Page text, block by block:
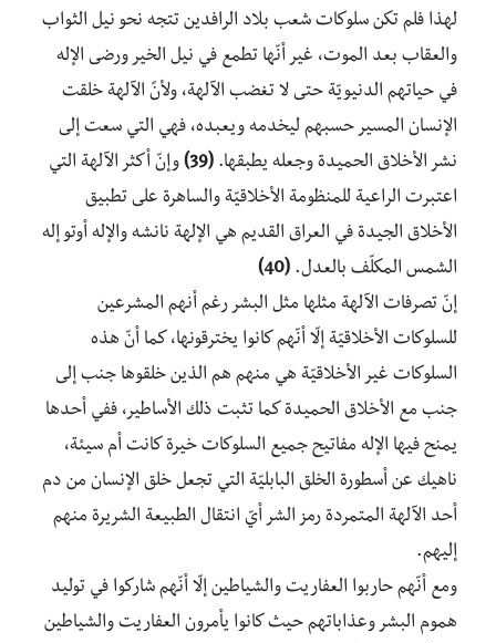
لهذا فلم تكن سلوكات شعب بلاد الرافدين تتجه نحو نيل الثواب
والعقاب بعد الموت، غير أنّها تطمع في نيل الخير ورضى الإله
في حياتهم الدنيويّة حتى لا تغضب الآلهة، ولأنً الآلهة خلقت
الإنسان المسير حسبهم ليخدمه ويعبده، فهي التي سعت إلى
نشر الأخلاق الحميدة وجعله يطبقها. (39)
وإنّ أكثر الآلهة التي
اعتبرت الراعية للمنظومة الأخلاقيّة والساهرة على تطبيق
الأخلاق الجيدة في العراق القديم هي الإلهة نانشه والإله أوتو إله
الشمس المكلّف بالعدل. (40)
إنّ تصرفات الآلهة مثلها مثل البشر رغم أنهم المشرعين
للسلوكات الأخلاقيّة إلّا أنّهم كانوا يخترقونها، كما أنّ هذه
السلوكات غير الأخلاقيّة هي منهم هم الذين خلقوها جنب إلى
جنب مع الأخلاق الحميدة كما تثبت ذلك الأساطير، ففي أحدها
يمنح فيها الإله مفاتيح جميع السلوكات خيرة كانت أم سيئة،
ناهيك عن أسطورة الخلق البابليّة التي تجعل خلق الإنسان من دم
أحد الآلهة المتمردة رمز الشر أيّ انتقال الطبيعة الشريرة منهم
إليهم.
ومع أنّهم حاربوا العفاريت والشياطين إلّا أنّهم شاركوا في توليد
هموم البشر وعذاباتهم حيث كانوا يأمرون العفاريت والشياطين